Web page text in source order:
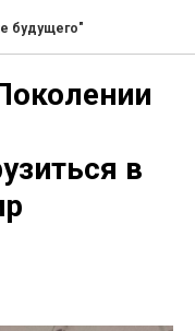
будущего"
в